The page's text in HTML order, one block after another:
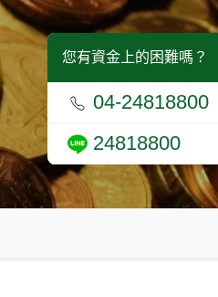
您有資金上的困難嗎？
04-24818800
24818800